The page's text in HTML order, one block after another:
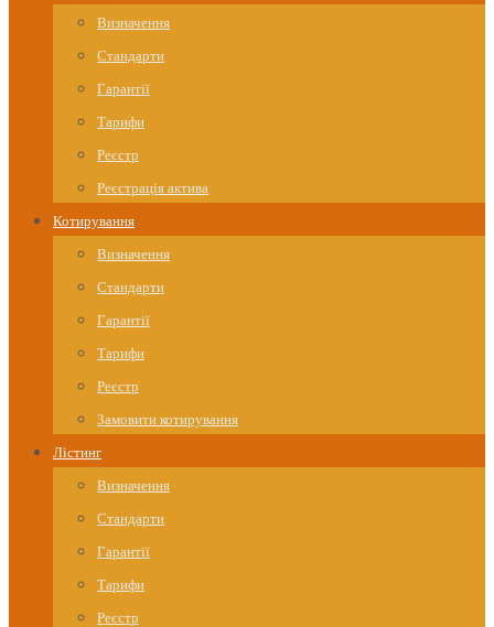
Визначення
Стандарти
Гарантії
Тарифи
Реєстр
Реєстрація актива
Котирування
Визначення
Стандарти
Гарантії
Тарифи
Реєстр
Замовити котирування
Лістинг
Визначення
Стандарти
Гарантії
Тарифи
Реєстр